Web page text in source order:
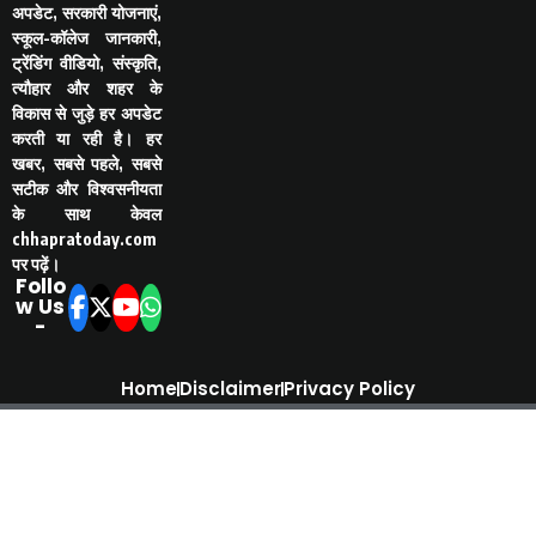
अपडेट, सरकारी योजनाएं,
स्कूल-कॉलेज जानकारी,
ट्रेंडिंग वीडियो, संस्कृति,
त्यौहार और शहर के
विकास से जुड़े हर अपडेट
करती या रही है। हर
खबर, सबसे पहले, सबसे
सटीक और विश्वसनीयता
के साथ केवल
chhapratoday.com
पर पढ़ें।
Follo
w Us
-
HomeDisclaimerPrivacy Policy